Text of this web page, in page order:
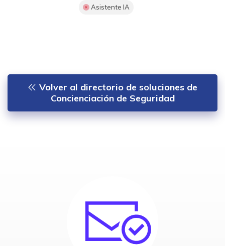
Asistente IA
Volver al directorio de soluciones de
Concienciación de Seguridad